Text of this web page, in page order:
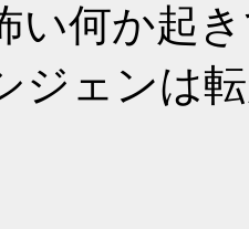
い何か起
ジェンは